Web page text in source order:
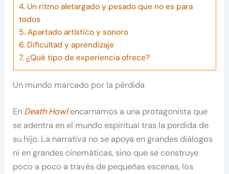
4.Un ritmo aletargado y pesado que no es para
todos
5.Apartado artístico y sonoro
6.Dificultad y aprendizaje
7.¿Qué tipo de experiencia ofrece?
Un mundo marcado por la pérdida
En Death Howl encarnamos a una protagonista que
se adentra en el mundo espiritual tras la perdida de
su hijo. La narrativa no se apoya en grandes diálogos
ni en grandes cinemáticas, sino que se construye
poco a poco a través de pequeñas escenas, los